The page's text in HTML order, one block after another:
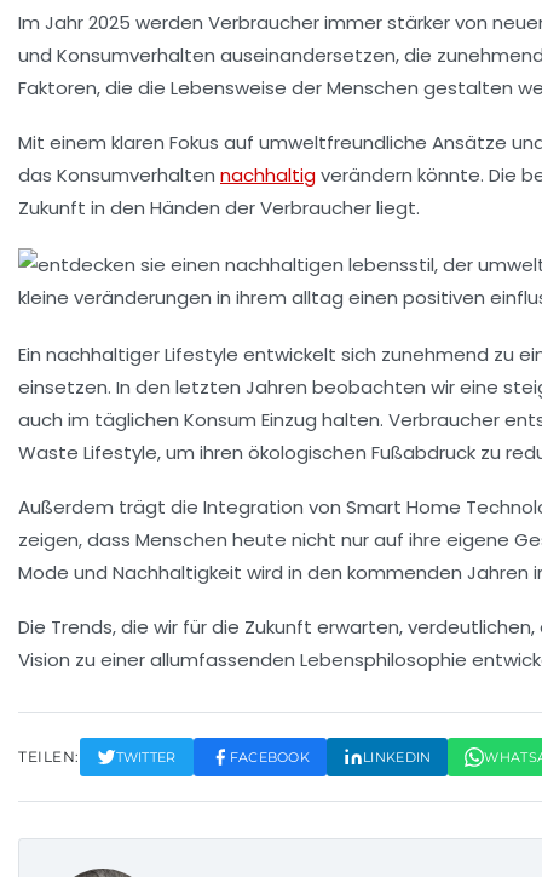
Im Jahr 2025 werden Verbraucher immer stärker von
und Konsumverhalten auseinandersetzen, die
Faktoren, die die Lebensweise der Menschen gestalten
Mit einem klaren Fokus auf umweltfreundliche Ansätze
das Konsumverhalten nachhaltigverändern könnte. Die
Zukunft in den Händen der Verbraucher liegt.
Ein nachhaltiger Lifestyle entwickelt sich zunehmend zu
einsetzen. In den letzten Jahren beobachten wir eine
auch im täglichen Konsum Einzug halten. Verbraucher
Waste Lifestyle, um ihren ökologischen Fußabdruck zu
Außerdem trägt die Integration von Smart Home
zeigen, dass Menschen heute nicht nur auf ihre eigene
Mode und Nachhaltigkeit wird in den kommenden Jahren
Die Trends, die wir für die Zukunft erwarten,
Vision zu einer allumfassenden Lebensphilosophie
TEILEN: TWITTER FACEBOOK LINKEDIN